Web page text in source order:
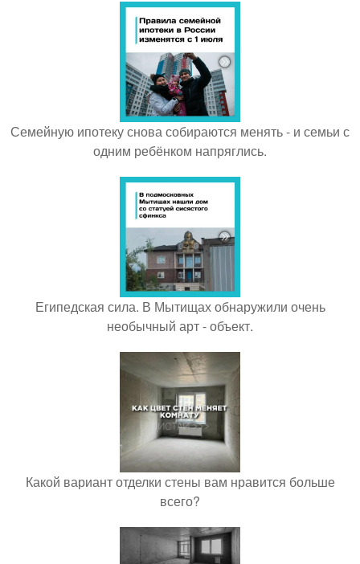
Семейную ипотеку снова собираются менять - и семьи с
одним ребёнком напряглись.
Египедская сила. В Мытищах обнаружили очень
необычный арт - объект.
Какой вариант отделки стены вам нравится больше
всего?